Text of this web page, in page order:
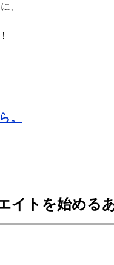
、
。
イトを始める